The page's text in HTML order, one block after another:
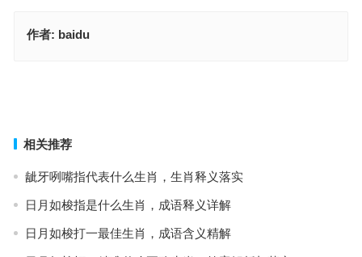
作者: baidu
相关推荐
龇牙咧嘴指代表什么生肖，生肖释义落实
日月如梭指是什么生肖，成语释义详解
日月如梭打一最佳生肖，成语含义精解